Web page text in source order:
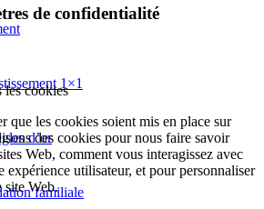
1×1
d’or
familiale
de confidentialité
les cookies
que les cookies soient mis en place sur
des cookies pour nous faire savoir
Web, comment vous interagissez avec
utilisateur, et pour personnaliser
site Web.